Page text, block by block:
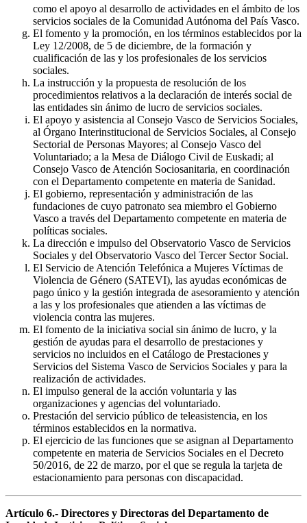
como el apoyo al desarrollo de actividades en el ámbito de los
servicios sociales de la Comunidad Autónoma del País Vasco.
El fomento y la promoción, en los términos establecidos por la
Ley 12/2008, de 5 de diciembre, de la formación y
cualificación de las y los profesionales de los servicios
sociales.
La instrucción y la propuesta de resolución de los
procedimientos relativos a la declaración de interés social de
las entidades sin ánimo de lucro de servicios sociales.
El apoyo y asistencia al Consejo Vasco de Servicios Sociales,
al Órgano Interinstitucional de Servicios Sociales, al Consejo
Sectorial de Personas Mayores; al Consejo Vasco del
Voluntariado; a la Mesa de Diálogo Civil de Euskadi; al
Consejo Vasco de Atención Sociosanitaria, en coordinación
con el Departamento competente en materia de Sanidad.
El gobierno, representación y administración de las
fundaciones de cuyo patronato sea miembro el Gobierno
Vasco a través del Departamento competente en materia de
políticas sociales.
La dirección e impulso del Observatorio Vasco de Servicios
Sociales y del Observatorio Vasco del Tercer Sector Social.
El Servicio de Atención Telefónica a Mujeres Víctimas de
Violencia de Género (SATEVI), las ayudas económicas de
pago único y la gestión integrada de asesoramiento y atención
a las y los profesionales que atienden a las víctimas de
violencia contra las mujeres.
El fomento de la iniciativa social sin ánimo de lucro, y la
gestión de ayudas para el desarrollo de prestaciones y
servicios no incluidos en el Catálogo de Prestaciones y
Servicios del Sistema Vasco de Servicios Sociales y para la
realización de actividades.
El impulso general de la acción voluntaria y las
organizaciones y agencias del voluntariado.
Prestación del servicio público de teleasistencia, en los
términos establecidos en la normativa.
El ejercicio de las funciones que se asignan al Departamento
competente en materia de Servicios Sociales en el Decreto
50/2016, de 22 de marzo, por el que se regula la tarjeta de
estacionamiento para personas con discapacidad.
Artículo 6.- Directores y Directoras del Departamento de